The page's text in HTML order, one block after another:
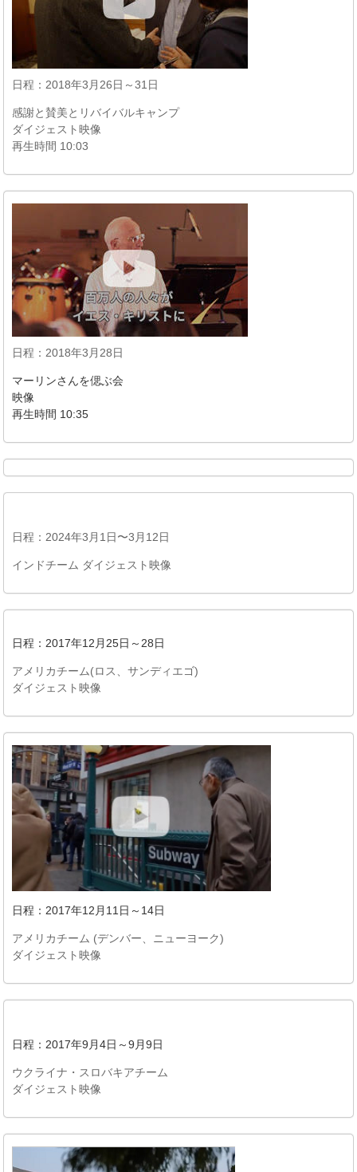
日程：2018年3月26日～31日
感謝と賛美とリバイバルキャンプ
ダイジェスト映像
再生時間 10:03
日程：2018年3月28日
マーリンさんを偲ぶ会
映像
再生時間 10:35
日程：2024年3月1日〜3月12日
インドチーム ダイジェスト映像
日程：2017年12月25日～28日
アメリカチーム(ロス、サンディエゴ)
ダイジェスト映像
日程：2017年12月11日～14日
アメリカチーム (デンバー、ニューヨーク)
ダイジェスト映像
日程：2017年9月4日～9月9日
ウクライナ・スロバキアチーム
ダイジェスト映像